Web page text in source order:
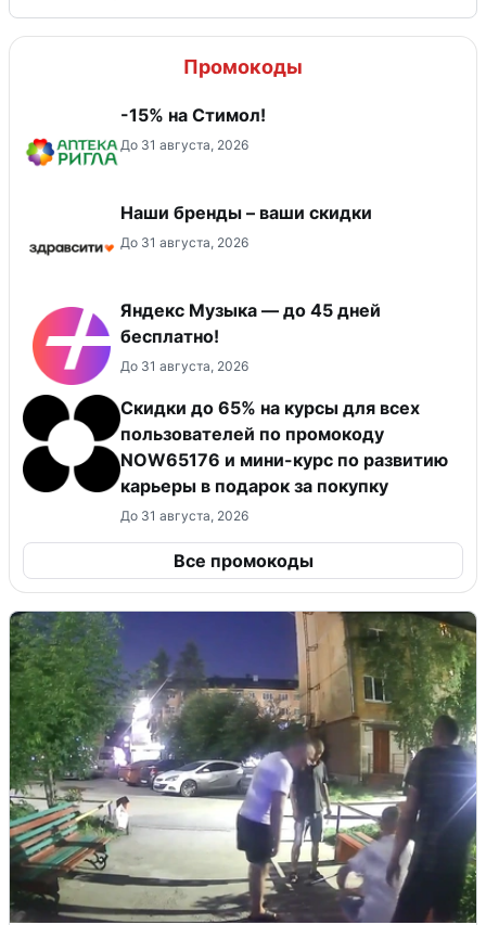
Промокоды
-15% на Стимол!
До 31 августа, 2026
Наши бренды – ваши скидки
До 31 августа, 2026
Яндекс Музыка — до 45 дней
бесплатно!
До 31 августа, 2026
Скидки до 65% на курсы для всех
пользователей по промокоду
NOW65176 и мини-курс по развитию
карьеры в подарок за покупку
До 31 августа, 2026
Все промокоды